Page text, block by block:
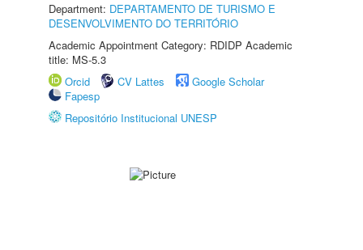
Department: DEPARTAMENTO DE TURISMO E
DESENVOLVIMENTO DO TERRITÓRIO
Academic Appointment Category: RDIDP Academic
title: MS-5.3
Orcid
CV Lattes
Google Scholar
Fapesp
Repositório Institucional UNESP